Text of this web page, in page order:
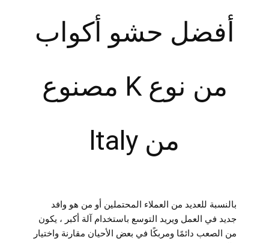
أفضل حشو أكواب
من نوع K مصنوع
من ltaly
بالنسبة للعديد من العملاء المحتملين أو من هو وافد
جديد في العمل ويريد التوسع باستخدام آلة أكبر ، يكون
من الصعب دائمًا ومربكًا في بعض الأحيان مقارنة واختيار